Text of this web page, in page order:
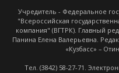
Учредитель - Федеральное
"Всероссийская
компания" (ВГТРК). Главный
Панина Елена Валерьевна.
«Кузбасс» –
Тел. (3842) 58-27-71.